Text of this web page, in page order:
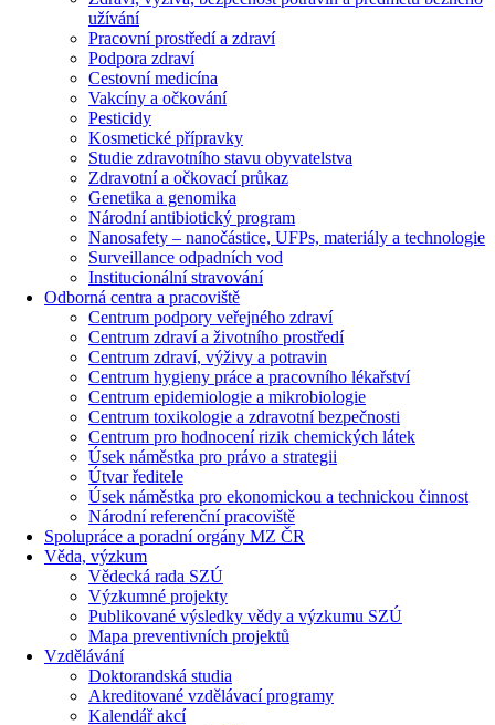
užívání
Pracovní prostředí a zdraví
Podpora zdraví
Cestovní medicína
Vakcíny a očkování
Pesticidy
Kosmetické přípravky
Studie zdravotního stavu obyvatelstva
Zdravotní a očkovací průkaz
Genetika a genomika
Národní antibiotický program
Nanosafety – nanočástice, UFPs, materiály a technologie
Surveillance odpadních vod
Institucionální stravování
Odborná centra a pracoviště
Centrum podpory veřejného zdraví
Centrum zdraví a životního prostředí
Centrum zdraví, výživy a potravin
Centrum hygieny práce a pracovního lékařství
Centrum epidemiologie a mikrobiologie
Centrum toxikologie a zdravotní bezpečnosti
Centrum pro hodnocení rizik chemických látek
Úsek náměstka pro právo a strategii
Útvar ředitele
Úsek náměstka pro ekonomickou a technickou činnost
Národní referenční pracoviště
Spolupráce a poradní orgány MZ ČR
Věda, výzkum
Vědecká rada SZÚ
Výzkumné projekty
Publikované výsledky vědy a výzkumu SZÚ
Mapa preventivních projektů
Vzdělávání
Doktorandská studia
Akreditované vzdělávací programy
Kalendář akcí